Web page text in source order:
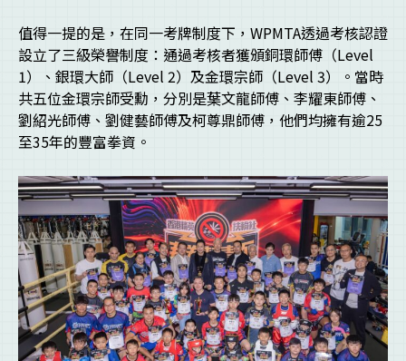
值得一提的是，在同一考牌制度下，WPMTA透過考核認證
設立了三級榮譽制度：通過考核者獲頒銅環師傅（Level
1）、銀環大師（Level 2）及金環宗師（Level 3）。當時
共五位金環宗師受勳，分別是葉文龍師傅、李耀東師傅、
劉紹光師傅、劉健藝師傅及柯尊鼎師傅，他們均擁有逾25
至35年的豐富拳資。